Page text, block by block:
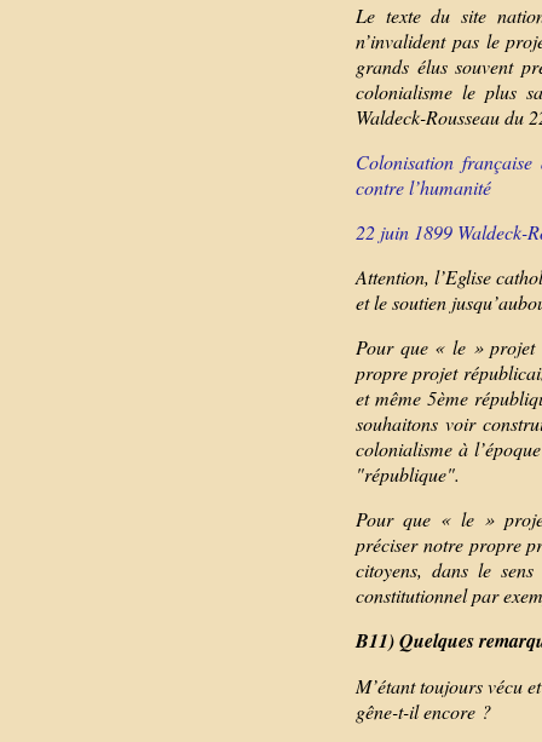
Le texte du site
n’invalident pas le
grands élus souvent
colonialisme le plus
Waldeck-Rousseau du
Colonisation
contre l’humanité
22 juin 1899 Waldeck-
Attention, l’Eglise
et le soutien
Pour que « le » projet
propre projet
et même 5ème
souhaitons voir
colonialisme à
"république".
Pour que « le »
préciser notre propre
citoyens, dans le
constitutionnel par
B11) Quelques
M’étant toujours vécu
gêne-t-il encore ?